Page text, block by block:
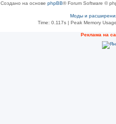
Создано на основе phpBB® Forum Software ©
Моды и
Time: 0.117s | Peak Memory
Рeклама на